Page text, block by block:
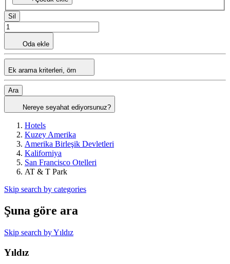
Sil
Oda ekle
Ek arama kriterleri, örn
Ara
Nereye seyahat ediyorsunuz?
Hotels
Kuzey Amerika
Amerika Birleşik Devletleri
Kaliforniya
San Francisco Otelleri
AT & T Park
Skip search by categories
Şuna göre ara
Skip search by Yıldız
Yıldız